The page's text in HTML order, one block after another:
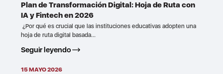
Plan de Transformación Digital: Hoja de Ruta con
IA y Fintech en 2026
¿Por qué es crucial que las instituciones educativas adopten una
hoja de ruta digital basada...
Seguir leyendo
15 MAYO 2026